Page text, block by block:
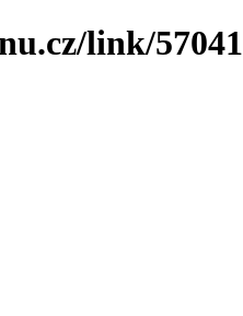
link/57041